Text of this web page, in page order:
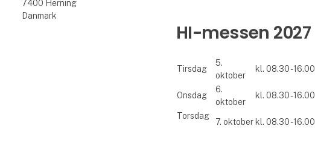
7400 Herning
Danmark
HI-messen 2027
Tirsdag
5.
oktober
kl. 08.30 - 16.00
Onsdag
6.
oktober
kl. 08.30 - 16.00
Torsdag
7. oktober kl. 08.30 - 16.00